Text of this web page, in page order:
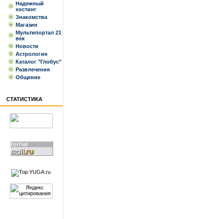
Надежный
хостинг
Знакомства
Магазин
Мультипортал 21
век
Новости
Астрология
Каталог "Глобус"
Развлечения
Общение
СТАТИСТИКА